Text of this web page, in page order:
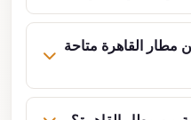
القاهرة متاحة